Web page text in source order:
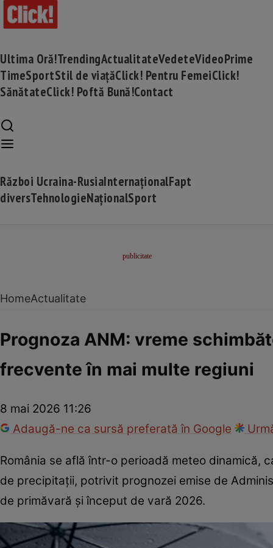
Ultima Oră!TrendingActualitateVedeteVideoPrime
TimeSportStil de viațăClick! Pentru FemeiClick!
SănătateClick! Poftă Bună!Contact
Război Ucraina-RusiaInternaționalFapt
diversTehnologieNaționalSport
HomeActualitate
Prognoza ANM: vreme
frecvente în mai multe regiuni
8 mai 2026 11:26
Adaugă-ne ca sursă preferată în Google
România se află într-o perioadă meteo
de precipitații, potrivit prognozei emise de
de primăvară și început de vară 2026.